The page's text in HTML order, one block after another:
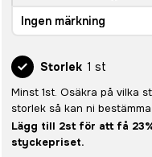
Ingen märkning
Storlek 1 st
Minst 1st. Osäkra på vilka
storlek så kan ni
Lägg till 2st för att få
styckepriset.